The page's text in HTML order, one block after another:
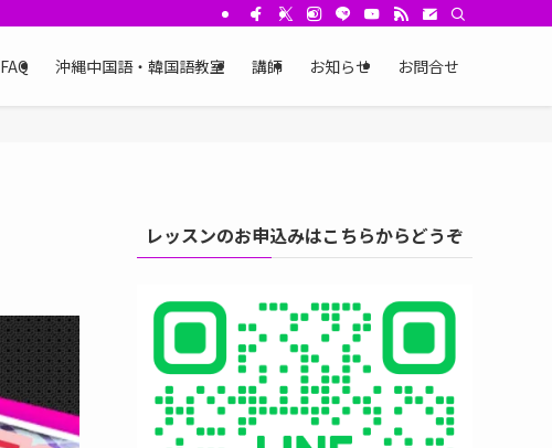
FAQ 沖縄中国語・韓国語教室 講師 お知らせ お問合せ
レッスンのお申込みはこちらからどうぞ